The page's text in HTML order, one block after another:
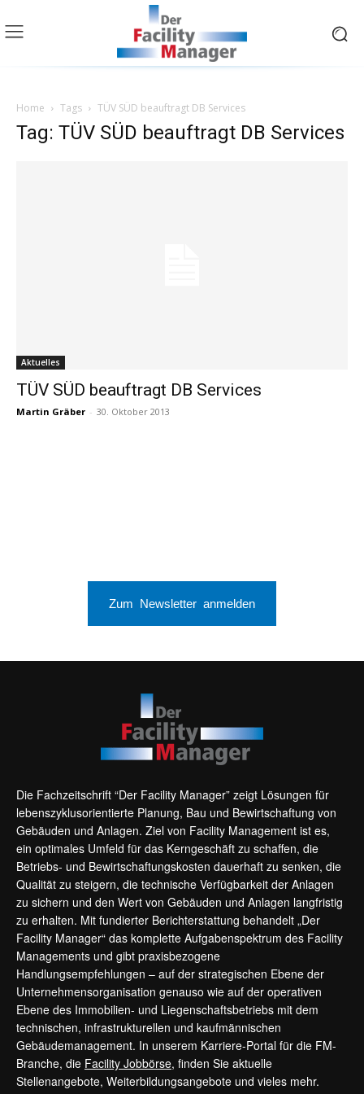
Home Tags TÜV SÜD beauftragt DB Services
Tag: TÜV SÜD beauftragt DB Services
Aktuelles
TÜV SÜD beauftragt DB Services
Martin Gräber - 30. Oktober 2013
Zum Newsletter anmelden
Die Fachzeitschrift “Der Facility Manager” zeigt Lösungen für
lebenszyklusorientierte Planung, Bau und Bewirtschaftung von
Gebäuden und Anlagen. Ziel von Facility Management ist es,
ein optimales Umfeld für das Kerngeschäft zu schaffen, die
Betriebs- und Bewirtschaftungskosten dauerhaft zu senken, die
Qualität zu steigern, die technische Verfügbarkeit der Anlagen
zu sichern und den Wert von Gebäuden und Anlagen langfristig
zu erhalten. Mit fundierter Berichterstattung behandelt „Der
Facility Manager“ das komplette Aufgabenspektrum des Facility
Managements und gibt praxisbezogene
Handlungsempfehlungen – auf der strategischen Ebene der
Unternehmensorganisation genauso wie auf der operativen
Ebene des Immobilien- und Liegenschaftsbetriebs mit dem
technischen, infrastrukturellen und kaufmännischen
Gebäudemanagement. In unserem Karriere-Portal für die FM-
Branche, die Facility Jobbörse, finden Sie aktuelle
Stellenangebote, Weiterbildungsangebote und vieles mehr.